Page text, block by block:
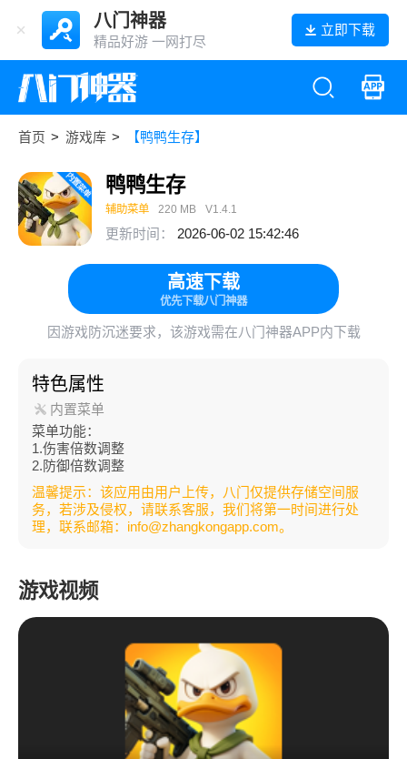
八门神器
精品好游 一网打尽
立即下载
首页 > 游戏库 > 【鸭鸭生存】
鸭鸭生存
辅助菜单 220 MB V1.4.1
更新时间： 2026-06-02 15:42:46
高速下载
优先下载八门神器
因游戏防沉迷要求，该游戏需在八门神器APP内下载
特色属性
内置菜单
菜单功能：
1.伤害倍数调整
2.防御倍数调整
温馨提示：该应用由用户上传，八门仅提供存储空间服
务，若涉及侵权，请联系客服，我们将第一时间进行处
理，联系邮箱：info@zhangkongapp.com。
游戏视频